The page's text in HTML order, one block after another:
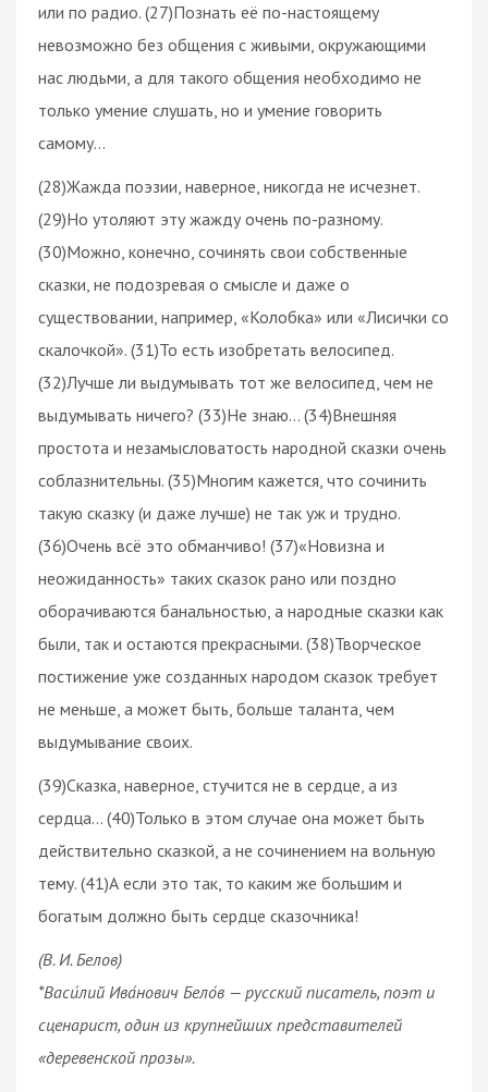
или по радио. (27)Познать её по-настоящему
невозможно без общения с живыми, окружающими
нас людьми, а для такого общения необходимо не
только умение слушать, но и умение говорить
самому…
(28)Жажда поэзии, наверное, никогда не исчезнет.
(29)Но утоляют эту жажду очень по-разному.
(30)Можно, конечно, сочинять свои собственные
сказки, не подозревая о смысле и даже о
существовании, например, «Колобка» или «Лисички со
скалочкой». (31)То есть изобретать велосипед.
(32)Лучше ли выдумывать тот же велосипед, чем не
выдумывать ничего? (33)Не знаю… (34)Внешняя
простота и незамысловатость народной сказки очень
соблазнительны. (35)Многим кажется, что сочинить
такую сказку (и даже лучше) не так уж и трудно.
(36)Очень всё это обманчиво! (37)«Новизна и
неожиданность» таких сказок рано или поздно
оборачиваются банальностью, а народные сказки как
были, так и остаются прекрасными. (38)Творческое
постижение уже созданных народом сказок требует
не меньше, а может быть, больше таланта, чем
выдумывание своих.
(39)Сказка, наверное, стучится не в сердце, а из
сердца… (40)Только в этом случае она может быть
действительно сказкой, а не сочинением на вольную
тему. (41)А если это так, то каким же большим и
богатым должно быть сердце сказочника!
(В. И. Белов)
*Васи́лий Ива́нович Бело́в — русский писатель, поэт и
сценарист, один из крупнейших представителей
«деревенской прозы».